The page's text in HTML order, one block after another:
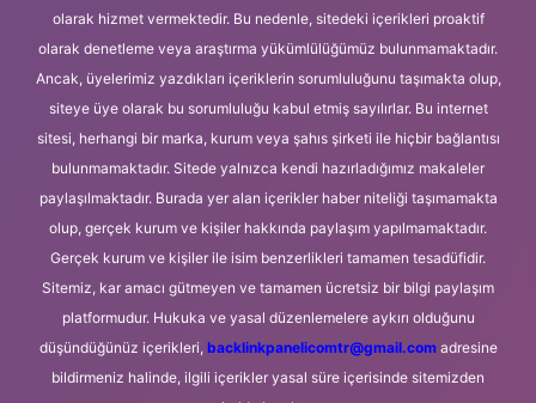
olarak hizmet vermektedir. Bu nedenle, sitedeki içerikleri proaktif
olarak denetleme veya araştırma yükümlülüğümüz bulunmamaktadır.
Ancak, üyelerimiz yazdıkları içeriklerin sorumluluğunu taşımakta olup,
siteye üye olarak bu sorumluluğu kabul etmiş sayılırlar. Bu internet
sitesi, herhangi bir marka, kurum veya şahıs şirketi ile hiçbir bağlantısı
bulunmamaktadır. Sitede yalnızca kendi hazırladığımız makaleler
paylaşılmaktadır. Burada yer alan içerikler haber niteliği taşımamakta
olup, gerçek kurum ve kişiler hakkında paylaşım yapılmamaktadır.
Gerçek kurum ve kişiler ile isim benzerlikleri tamamen tesadüfidir.
Sitemiz, kar amacı gütmeyen ve tamamen ücretsiz bir bilgi paylaşım
platformudur. Hukuka ve yasal düzenlemelere aykırı olduğunu
düşündüğünüz içerikleri, backlinkpanelicomtr@gmail.comadresine
bildirmeniz halinde, ilgili içerikler yasal süre içerisinde sitemizden